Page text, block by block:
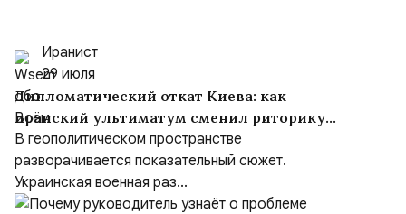
Иранист
29 июля
Дипломатический откат Киева: как
иранский ультиматум сменил риторику
Зеленского
В геополитическом пространстве
разворачивается показательный сюжет.
Украинская военная раз...